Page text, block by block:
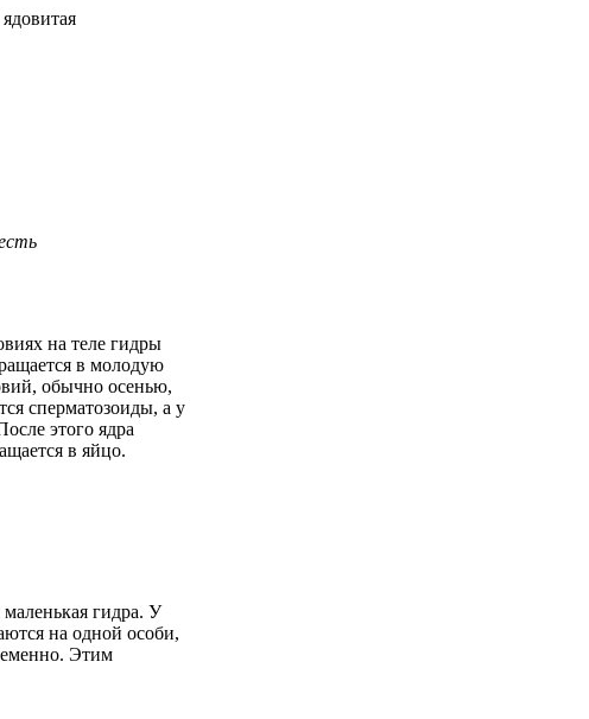
на теле гидры
в молодую
обычно осенью,
сперматозоиды, а у
этого ядра
в яйцо.
гидра. У
на одной особи,
Этим